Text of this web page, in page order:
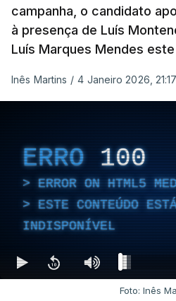
campanha, o candidato
à presença de Luís
Luís Marques Mendes
Inês Martins / 4 Janeiro 2026, 21:17
ERRO 100
ERROR ON HTML5
ESTE CONTEÚDO
INDISPONÍVEL
Foto: Inês